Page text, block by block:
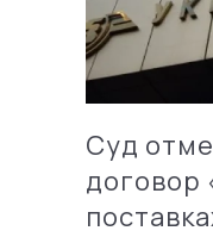
Суд
договор